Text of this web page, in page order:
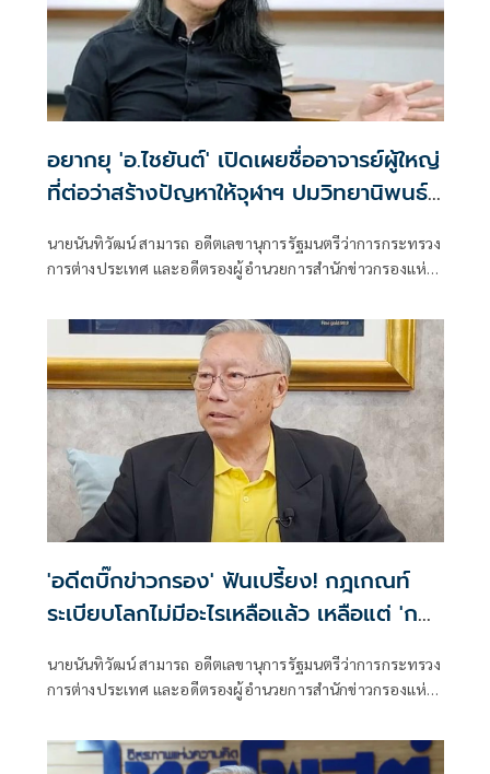
อยากยุ 'อ.ไชยันต์' ​เปิดเผยชื่ออาจารย์ผู้ใหญ่​
ที่ต่อว่าสร้างปัญหาให้จุฬาฯ ปมวิทยานิพนธ์
นายนันทิวัฒน์ สามารถ อดีตเลขานุการรัฐมนตรีว่าการกระทรวง
การต่างประเทศ และอดีตรองผู้อำนวยการสำนักข่าวกรองแห่ง
รุ่น 22 โพสต์เฟซบุ๊ก ระบุว่า
'อดีตบิ๊กข่าวกรอง' ฟันเปรี้ยง! กฎเกณท์
ระเบียบโลกไม่มีอะไรเหลือแล้ว เหลือแต่ 'กฎ
นายนันทิวัฒน์ สามารถ อดีตเลขานุการรัฐมนตรีว่าการกระทรวง
การต่างประเทศ และอดีตรองผู้อำนวยการสำนักข่าวกรองแห่ง